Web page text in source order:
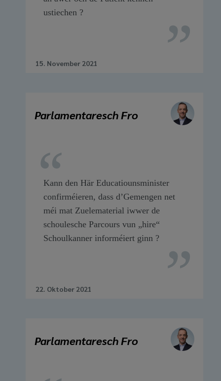
ustiechen ?
15. November 2021
Parlamentaresch Fro
Kann den Här Educatiounsminister
confirméieren, dass d’Gemengen net
méi mat Zuelematerial iwwer de
schoulesche Parcours vun „hire“
Schoulkanner informéiert ginn ?
22. Oktober 2021
Parlamentaresch Fro